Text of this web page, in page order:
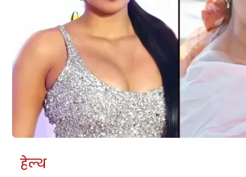
हेल्थ